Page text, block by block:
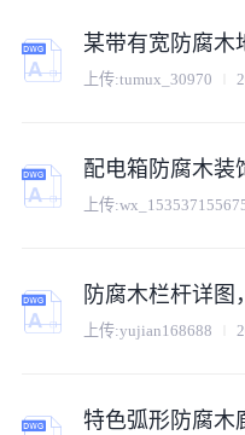
某带有宽防腐木
上传:tumux_30970
配电箱防腐木装
上传:
防腐木栏杆详图
上传:yujian168688
特色弧形防腐木